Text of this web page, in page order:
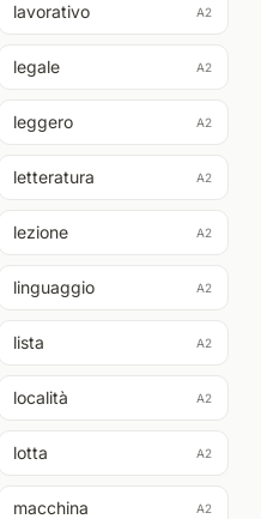
lavorativo A2
legale A2
leggero A2
letteratura A2
lezione A2
linguaggio A2
lista A2
località A2
lotta A2
macchina A2